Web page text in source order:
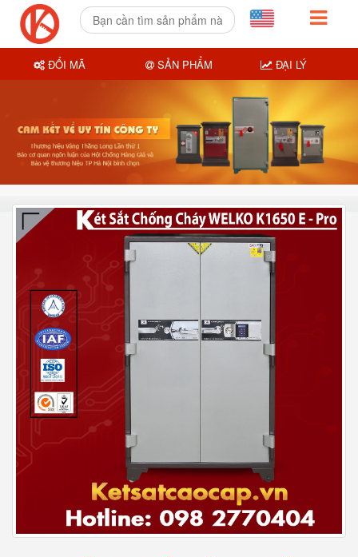
ĐỔI MÃ SẢN PHẨM ĐẠI LÝ